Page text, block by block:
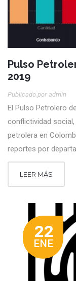
Pulso
2019
Publicado por Admin
El Pulso Petrolero
conflictividad
petrolera en
reportes por
LEER MÁS
22
ENE